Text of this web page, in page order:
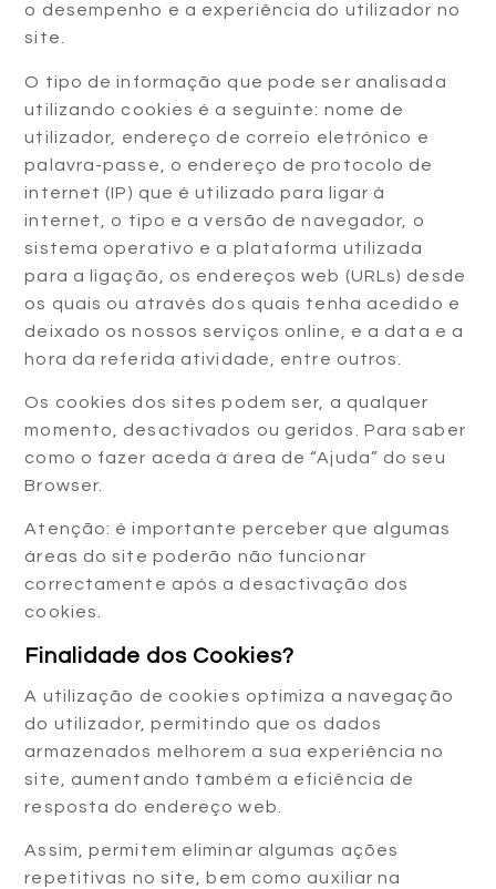
o desempenho e a experiência do utilizador no
site.
O tipo de informação que pode ser analisada
utilizando cookies é a seguinte: nome de
utilizador, endereço de correio eletrónico e
palavra-passe, o endereço de protocolo de
internet (IP) que é utilizado para ligar à
internet, o tipo e a versão de navegador, o
sistema operativo e a plataforma utilizada
para a ligação, os endereços web (URLs) desde
os quais ou através dos quais tenha acedido e
deixado os nossos serviços online, e a data e a
hora da referida atividade, entre outros.
Os cookies dos sites podem ser, a qualquer
momento, desactivados ou geridos. Para saber
como o fazer aceda à área de “Ajuda” do seu
Browser.
Atenção: é importante perceber que algumas
áreas do site poderão não funcionar
correctamente após a desactivação dos
cookies.
Finalidade dos Cookies?
A utilização de cookies optimiza a navegação
do utilizador, permitindo que os dados
armazenados melhorem a sua experiência no
site, aumentando também a eficiência de
resposta do endereço web.
Assim, permitem eliminar algumas ações
repetitivas no site, bem como auxiliar na